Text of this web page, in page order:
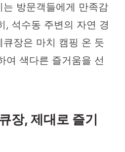
방문객들에게 만족감
, 석수동 주변의 자연 경
장은 마치 캠핑 온 듯
여 색다른 즐거움을 선
장, 제대로 즐기